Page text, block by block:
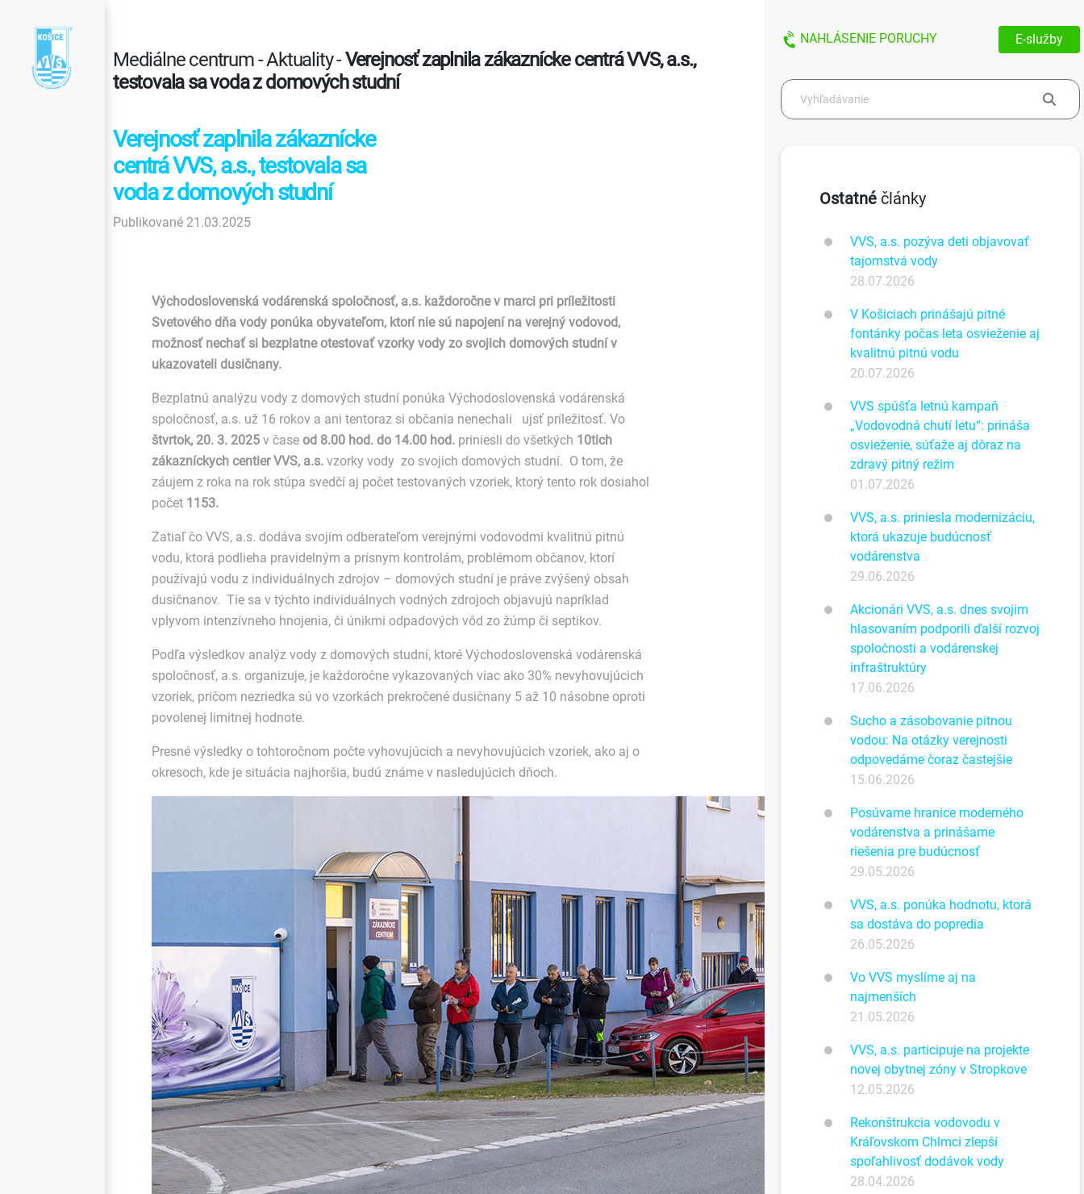
Mediálne centrum - Aktuality -Verejnosť zaplnila zákaznícke centrá VVS, a.s.,
testovala sa voda z domových studní
Verejnosť zaplnila zákaznícke
centrá VVS, a.s., testovala sa
voda z domových studní
Publikované 21.03.2025
Východoslovenská vodárenská spoločnosť, a.s. každoročne v marci pri príležitosti
Svetového dňa vody ponúka obyvateľom, ktorí nie sú napojení na verejný vodovod,
možnosť nechať si bezplatne otestovať vzorky vody zo svojich domových studní v
ukazovateli dusičnany.
Bezplatnú analýzu vody z domových studní ponúka Východoslovenská vodárenská
spoločnosť, a.s. už 16 rokov a ani tentoraz si občania nenechali ujsť príležitosť. Vo
štvrtok, 20. 3. 2025 v čase od 8.00 hod. do 14.00 hod. priniesli do všetkých 10tich
zákazníckych centier VVS, a.s. vzorky vody zo svojich domových studní. O tom, že
záujem z roka na rok stúpa svedčí aj počet testovaných vzoriek, ktorý tento rok dosiahol
počet 1153.
Zatiaľ čo VVS, a.s. dodáva svojim odberateľom verejnými vodovodmi kvalitnú pitnú
vodu, ktorá podlieha pravidelným a prísnym kontrolám, problémom občanov, ktorí
používajú vodu z individuálnych zdrojov – domových studní je práve zvýšený obsah
dusičnanov. Tie sa v týchto individuálnych vodných zdrojoch objavujú napríklad
vplyvom intenzívneho hnojenia, či únikmi odpadových vôd zo žúmp či septikov.
Podľa výsledkov analýz vody z domových studní, ktoré Východoslovenská vodárenská
spoločnosť, a.s. organizuje, je každoročne vykazovaných viac ako 30% nevyhovujúcich
vzoriek, pričom nezriedka sú vo vzorkách prekročené dusičnany 5 až 10 násobne oproti
povolenej limitnej hodnote.
Presné výsledky o tohtoročnom počte vyhovujúcich a nevyhovujúcich vzoriek, ako aj o
okresoch, kde je situácia najhoršia, budú známe v nasledujúcich dňoch.
NAHLÁSENIE PORUCHY E-služby
Ostatné články
VVS, a.s. pozýva deti objavovať
tajomstvá vody
28.07.2026
V Košiciach prinášajú pitné
fontánky počas leta osvieženie aj
kvalitnú pitnú vodu
20.07.2026
VVS spúšťa letnú kampaň
„Vodovodná chutí letu“: prináša
osvieženie, súťaže aj dôraz na
zdravý pitný režim
01.07.2026
VVS, a.s. priniesla modernizáciu,
ktorá ukazuje budúcnosť
vodárenstva
29.06.2026
Akcionári VVS, a.s. dnes svojim
hlasovaním podporili ďalší rozvoj
spoločnosti a vodárenskej
infraštruktúry
17.06.2026
Sucho a zásobovanie pitnou
vodou: Na otázky verejnosti
odpovedáme čoraz častejšie
15.06.2026
Posúvame hranice moderného
vodárenstva a prinášame
riešenia pre budúcnosť
29.05.2026
VVS, a.s. ponúka hodnotu, ktorá
sa dostáva do popredia
26.05.2026
Vo VVS myslíme aj na
najmenších
21.05.2026
VVS, a.s. participuje na projekte
novej obytnej zóny v Stropkove
12.05.2026
Rekonštrukcia vodovodu v
Kráľovskom Chlmci zlepší
spoľahlivosť dodávok vody
28.04.2026